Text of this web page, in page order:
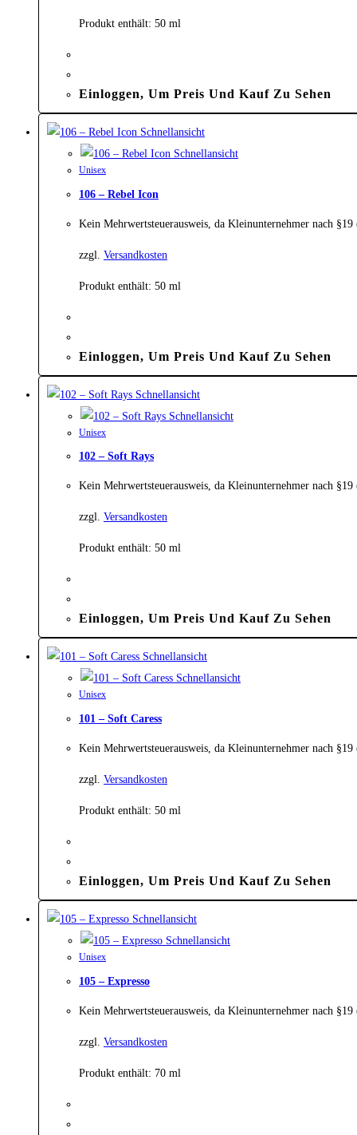
Produkt enthält: 50 ml
Einloggen, Um Preis Und Kauf Zu Sehen
Schnellansicht
Schnellansicht
Unisex
106 – Rebel Icon
Kein Mehrwertsteuerausweis, da Kleinunternehmer nach
zzgl. Versandkosten
Produkt enthält: 50 ml
Einloggen, Um Preis Und Kauf Zu Sehen
Schnellansicht
Schnellansicht
Unisex
102 – Soft Rays
Kein Mehrwertsteuerausweis, da Kleinunternehmer nach
zzgl. Versandkosten
Produkt enthält: 50 ml
Einloggen, Um Preis Und Kauf Zu Sehen
Schnellansicht
Schnellansicht
Unisex
101 – Soft Caress
Kein Mehrwertsteuerausweis, da Kleinunternehmer nach
zzgl. Versandkosten
Produkt enthält: 50 ml
Einloggen, Um Preis Und Kauf Zu Sehen
Schnellansicht
Schnellansicht
Unisex
105 – Expresso
Kein Mehrwertsteuerausweis, da Kleinunternehmer nach
zzgl. Versandkosten
Produkt enthält: 70 ml